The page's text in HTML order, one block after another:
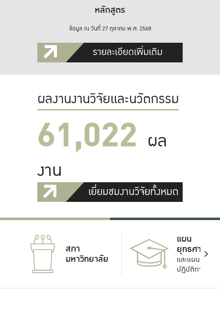
หลักสูตร
ข้อมูล ณ วันที่ 27 ตุลาคม พ.ศ. 2568
รายละเอียดเพิ่มเติม
ผลงานงานวิจัยและนวัตกรรม
61,022 ผล
งาน
เยี่ยมชมงานวิจัยทั้งหมด
สภา
มหาวิทยาลัย
แผน
ยุทธศาสตร์
และแผน
ปฏิบัติการ